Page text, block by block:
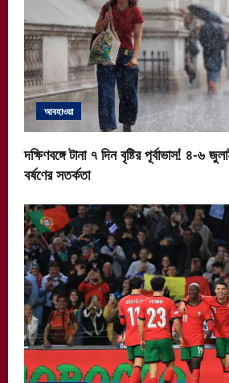
আবহাওয়া
দক্ষিণবঙ্গে টানা ৭ দিন বৃষ্টির পূর্বাভাস! ৪-৬
বর্ষণের সতর্কতা